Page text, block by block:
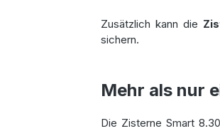
Zusätzlich kann die
sichern.
Mehr als nur
Die Zisterne Smart